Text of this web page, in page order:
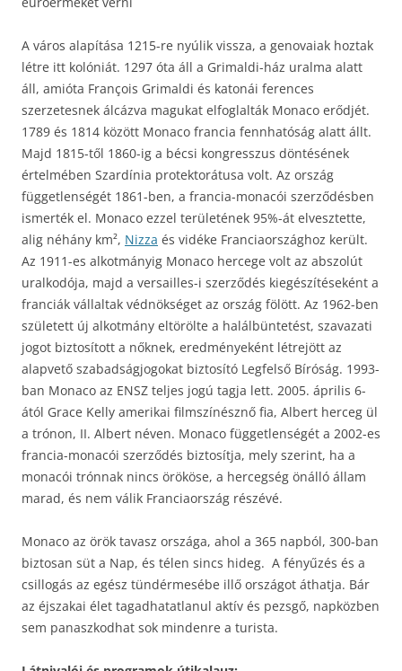
A város alapítása 1215-re nyúlik vissza, a genovaiak hoztak
létre itt kolóniát. 1297 óta áll a Grimaldi-ház uralma alatt
áll, amióta François Grimaldi és katonái ferences
szerzetesnek álcázva magukat elfoglalták Monaco erődjét.
1789 és 1814 között Monaco francia fennhatóság alatt állt.
Majd 1815-től 1860-ig a bécsi kongresszus döntésének
értelmében Szardínia protektorátusa volt. Az ország
függetlenségét 1861-ben, a francia-monacói szerződésben
ismerték el. Monaco ezzel területének 95%-át elvesztette,
alig néhány km², Nizza és vidéke Franciaországhoz került.
Az 1911-es alkotmányig Monaco hercege volt az abszolút
uralkodója, majd a versailles-i szerződés kiegészítéseként a
franciák vállaltak védnökséget az ország fölött. Az 1962-ben
született új alkotmány eltörölte a halálbüntetést, szavazati
jogot biztosított a nőknek, eredményeként létrejött az
alapvető szabadságjogokat biztosító Legfelső Bíróság. 1993-
ban Monaco az ENSZ teljes jogú tagja lett. 2005. április 6-
ától Grace Kelly amerikai filmszínésznő fia, Albert herceg ül
a trónon, II. Albert néven. Monaco függetlenségét a 2002-es
francia-monacói szerződés biztosítja, mely szerint, ha a
monacói trónnak nincs örököse, a hercegség önálló állam
marad, és nem válik Franciaország részévé.
Monaco az örök tavasz országa, ahol a 365 napból, 300-ban
biztosan süt a Nap, és télen sincs hideg. A fényűzés és a
csillogás az egész tündérmesébe illő országot áthatja. Bár
az éjszakai élet tagadhatatlanul aktív és pezsgő, napközben
sem panaszkodhat sok mindenre a turista.